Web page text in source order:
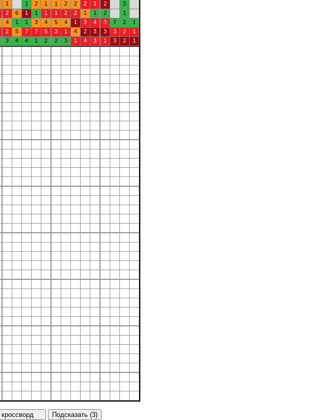
1 1 2 1 1 2 2 2 1 2
2
2 6 1 1 1 1 2 2 1 1 2
1
4 1 1 3 4 5 4 1 3 4 3 7 2
1
2 5 7 7 5 3 1 4 2 3 3 3 2
1
3 4 4 1 2 2 3 1 4 3 1 3 2
1